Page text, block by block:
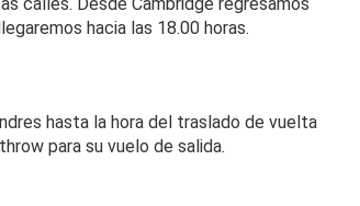
hacia las 18.00 horas.
hasta la hora del traslado de vuelta
para su vuelo de salida.